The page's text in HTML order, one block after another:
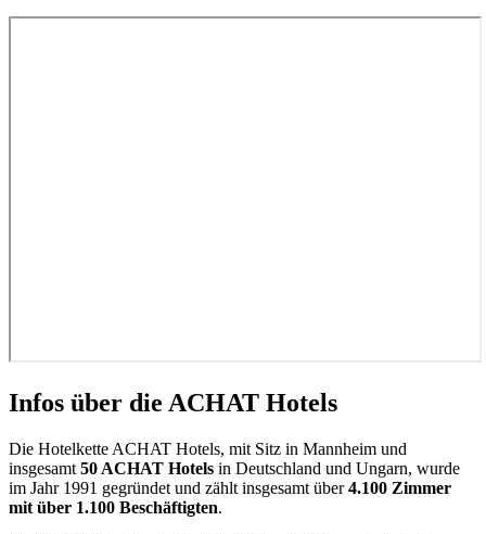
Infos über die ACHAT Hotels
Die Hotelkette ACHAT Hotels, mit Sitz in Mannheim und
insgesamt 50 ACHAT Hotels in Deutschland und Ungarn, wurde
im Jahr 1991 gegründet und zählt insgesamt über4.100 Zimmer
mit über 1.100 Beschäftigten.